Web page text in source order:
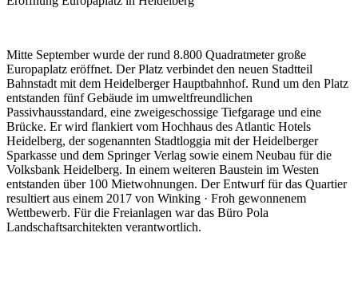
Mitte September wurde der rund 8.800 Quadratmeter große
Europaplatz eröffnet. Der Platz verbindet den neuen Stadtteil
Bahnstadt mit dem Heidelberger Hauptbahnhof. Rund um den Platz
entstanden fünf Gebäude im umweltfreundlichen
Passivhausstandard, eine zweigeschossige Tiefgarage und eine
Brücke. Er wird flankiert vom Hochhaus des Atlantic Hotels
Heidelberg, der sogenannten Stadtloggia mit der Heidelberger
Sparkasse und dem Springer Verlag sowie einem Neubau für die
Volksbank Heidelberg. In einem weiteren Baustein im Westen
entstanden über 100 Mietwohnungen. Der Entwurf für das Quartier
resultiert aus einem 2017 von Winking · Froh gewonnenem
Wettbewerb. Für die Freianlagen war das Büro Pola
Landschaftsarchitekten verantwortlich.